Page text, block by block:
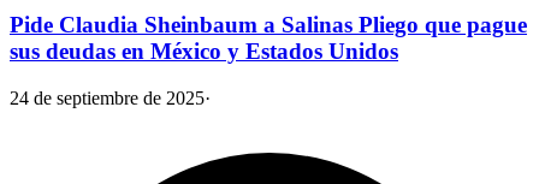
Pide Claudia Sheinbaum a Salinas Pliego que pague
sus deudas en México y Estados Unidos
24 de septiembre de 2025·